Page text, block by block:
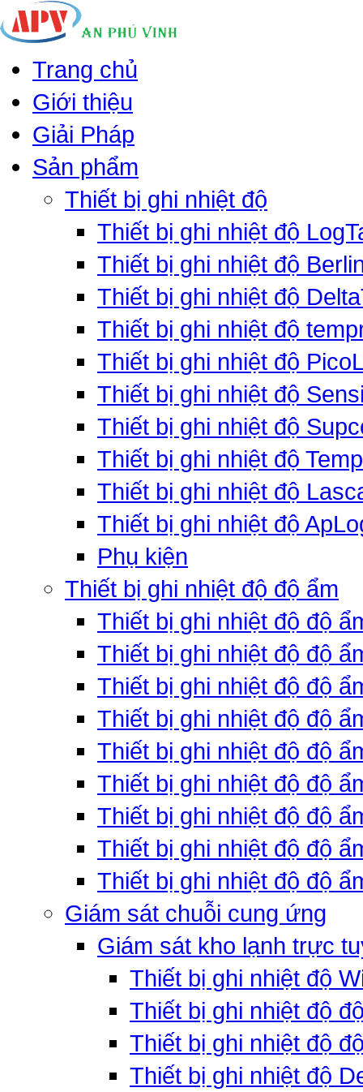
Trang chủ
Giới thiệu
Giải Pháp
Sản phẩm
Thiết bị ghi nhiệt độ
Thiết bị ghi nhiệt độ
Thiết bị ghi nhiệt độ
Thiết bị ghi nhiệt độ
Thiết bị ghi nhiệt độ
Thiết bị ghi nhiệt độ
Thiết bị ghi nhiệt độ
Thiết bị ghi nhiệt độ
Thiết bị ghi nhiệt độ
Thiết bị ghi nhiệt độ
Thiết bị ghi nhiệt độ
Phụ kiện
Thiết bị ghi nhiệt độ độ ẩm
Thiết bị ghi nhiệt độ độ
Thiết bị ghi nhiệt độ độ
Thiết bị ghi nhiệt độ độ
Thiết bị ghi nhiệt độ độ
Thiết bị ghi nhiệt độ độ
Thiết bị ghi nhiệt độ độ
Thiết bị ghi nhiệt độ độ
Thiết bị ghi nhiệt độ độ
Thiết bị ghi nhiệt độ độ
Giám sát chuỗi cung ứng
Giám sát kho lạnh trực
Thiết bị ghi nhiệt độ
Thiết bị ghi nhiệt độ
Thiết bị ghi nhiệt độ
Thiết bị ghi nhiệt độ